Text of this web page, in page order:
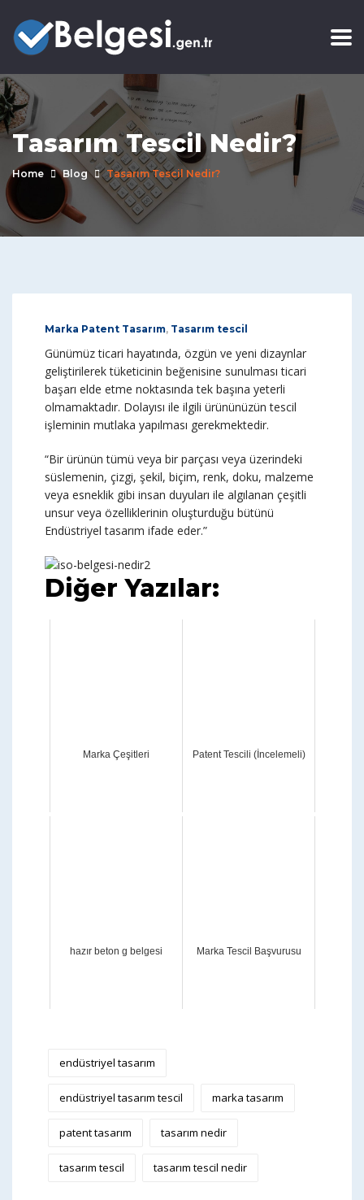
Tasarım Tescil Nedir?
Home Blog Tasarım Tescil Nedir?
Marka Patent Tasarım, Tasarım tescil
Günümüz ticari hayatında, özgün ve yeni dizaynlar
geliştirilerek tüketicinin beğenisine sunulması ticari
başarı elde etme noktasında tek başına yeterli
olmamaktadır. Dolayısı ile ilgili ürününüzün tescil
işleminin mutlaka yapılması gerekmektedir.
“Bir ürünün tümü veya bir parçası veya üzerindeki
süslemenin, çizgi, şekil, biçim, renk, doku, malzeme
veya esneklik gibi insan duyuları ile algılanan çeşitli
unsur veya özelliklerinin oluşturduğu bütünü
Endüstriyel tasarım ifade eder.”
Diğer Yazılar:
Marka Çeşitleri Patent Tescili (İncelemeli)
hazır beton g belgesi Marka Tescil Başvurusu
endüstriyel tasarım
endüstriyel tasarım tescil marka tasarım
patent tasarım tasarım nedir
tasarım tescil tasarım tescil nedir